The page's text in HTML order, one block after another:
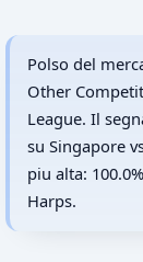
Polso del
Other
League. Il
su Singapore
piu alta:
Harps.